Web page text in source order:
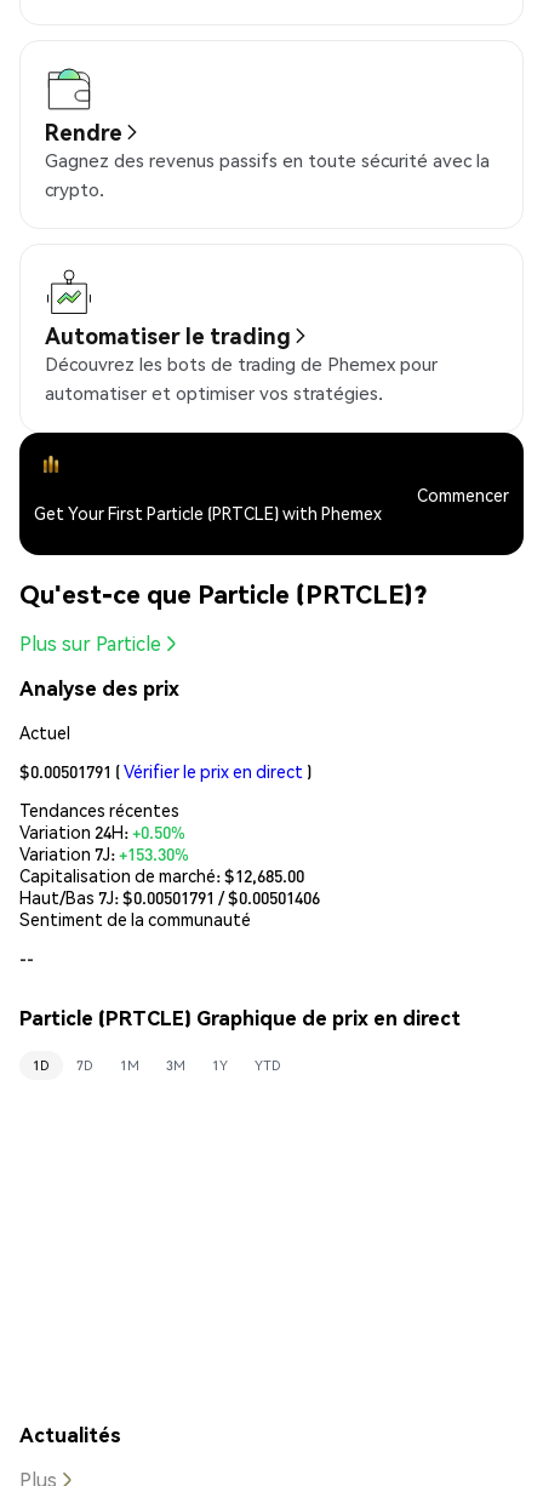
Rendre
Gagnez des revenus passifs en toute sécurité avec la
crypto.
Automatiser le trading
Découvrez les bots de trading de Phemex pour
automatiser et optimiser vos stratégies.
Get Your First Particle (PRTCLE) with Phemex
Commencer
Qu'est-ce que Particle (PRTCLE)?
Plus sur Particle
Analyse des prix
Actuel
$0.00501791 (Vérifier le prix en direct )
Tendances récentes
Variation 24H:+0.50%
Variation 7J:+153.30%
Capitalisation de marché:$12,685.00
Haut/Bas 7J: $0.00501791 / $0.00501406
Sentiment de la communauté
--
Particle (PRTCLE) Graphique de prix en direct
1D 7D 1M 3M 1Y YTD
Actualités
Plus